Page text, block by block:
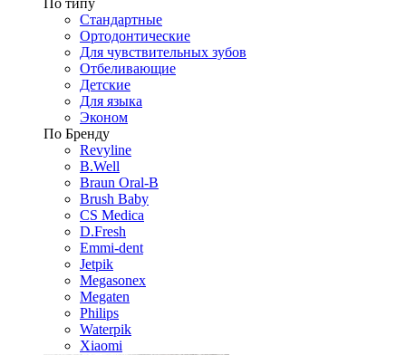
По типу
Стандартные
Ортодонтические
Для чувствительных зубов
Отбеливающие
Детские
Для языка
Эконом
По Бренду
Revyline
B.Well
Braun Oral-B
Brush Baby
CS Medica
D.Fresh
Emmi-dent
Jetpik
Megasonex
Megaten
Philips
Waterpik
Xiaomi